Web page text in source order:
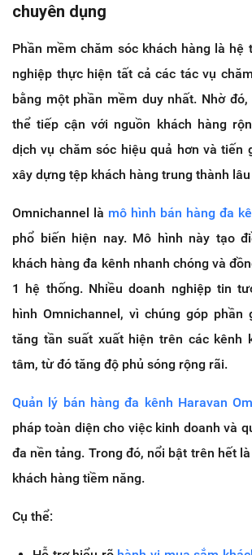
chuyên dụng
Phần mềm chăm sóc khách hàng là hệ
nghiệp thực hiện tất cả các tác vụ
bằng một phần mềm duy nhất. Nhờ
thể tiếp cận với nguồn khách hàng
dịch vụ chăm sóc hiệu quả hơn và tiến
xây dựng tệp khách hàng trung thành
Omnichannel là mô hình bán hàng đa
phổ biến hiện nay. Mô hình này tạo
khách hàng đa kênh nhanh chóng và
1 hệ thống. Nhiều doanh nghiệp tin
hình Omnichannel, vì chúng góp phần
tăng tần suất xuất hiện trên các kênh
tâm, từ đó tăng độ phủ sóng rộng rãi.
Quản lý bán hàng đa kênh Haravan
pháp toàn diện cho việc kinh doanh và
đa nền tảng. Trong đó, nổi bật trên hết
khách hàng tiềm năng.
Cụ thể: